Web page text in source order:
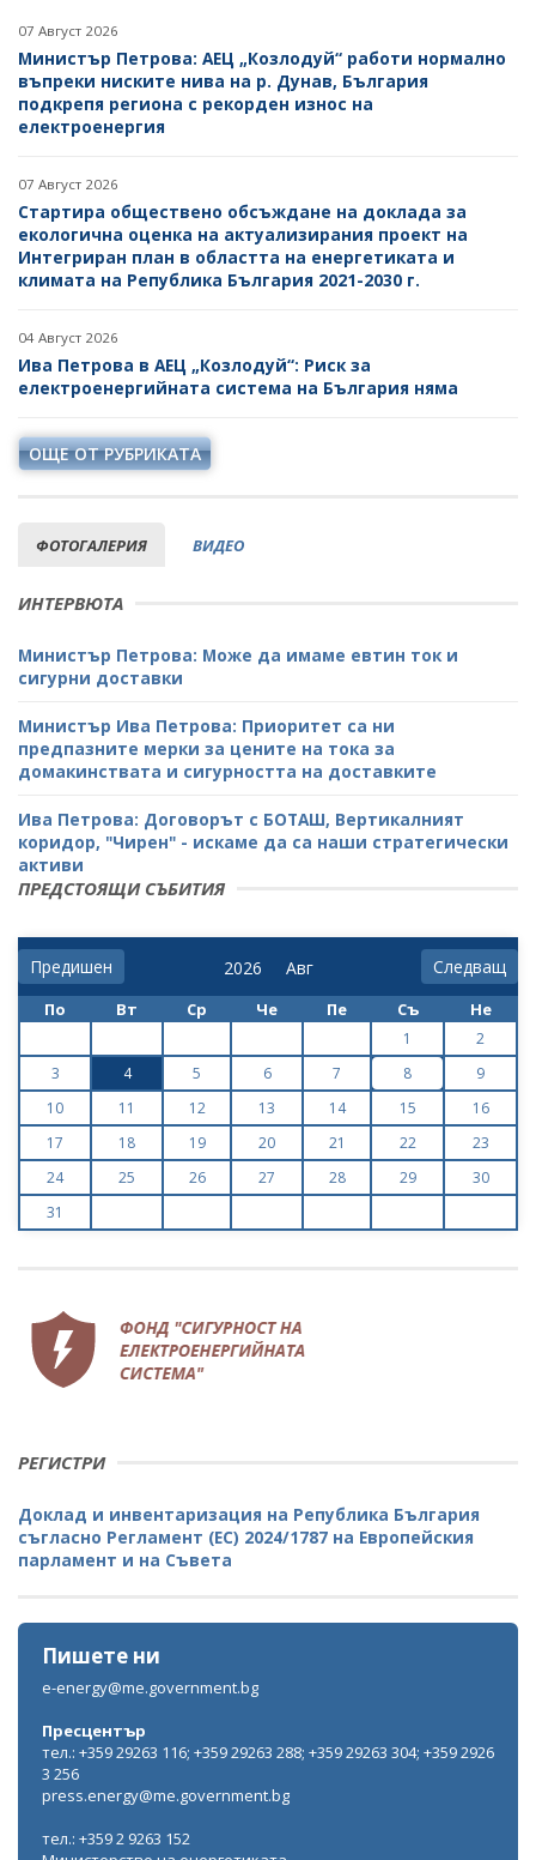
07 Август 2026
Министър Петрова: АЕЦ „Козлодуй“ работи нормално
въпреки ниските нива на р. Дунав, България
подкрепя региона с рекорден износ на
електроенергия
07 Август 2026
Стартира обществено обсъждане на доклада за
екологична оценка на актуализирания проект на
Интегриран план в областта на енергетиката и
климата на Република България 2021-2030 г.
04 Август 2026
Ива Петрова в АЕЦ „Козлодуй“: Риск за
електроенергийната система на България няма
ОЩЕ ОТ РУБРИКАТА
ФОТОГАЛЕРИЯ ВИДЕО
ИНТЕРВЮТА
Министър Петрова: Може да имаме евтин ток и
сигурни доставки
Министър Ива Петрова: Приоритет са ни
предпазните мерки за цените на тока за
домакинствата и сигурността на доставките
Ива Петрова: Договорът с БОТАШ, Вертикалният
коридор, "Чирен" - искаме да са наши стратегически
активи
ПРЕДСТОЯЩИ СЪБИТИЯ
Предишен Следващ
По Вт Ср Че Пе Съ Не
1
2
3
4 5 6 7 8
9
10
11 12 13 14 15
16
17
18 19 20 21 22
23
24
25 26 27 28 29
30
31
РЕГИСТРИ
Доклад и инвентаризация на Република България
съгласно Регламент (ЕС) 2024/1787 на Европейския
парламент и на Съвета
Пишете ни
e-energy@me.government.bg
Пресцентър
тел.: +359 29263 116; +359 29263 288; +359 29263 304; +359 2926
3 256
press.energy@me.government.bg
тел.: +359 2 9263 152